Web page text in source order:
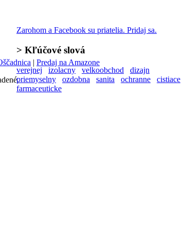
Zarohom a Facebook su priatelia. Pridaj sa.
> Kľúčové slová
verejnej izolacny velkoobchod
dizajn
priemyselny
ozdobna sanita ochranne
cistiace
farmaceuticke
| Predaj na Amazone